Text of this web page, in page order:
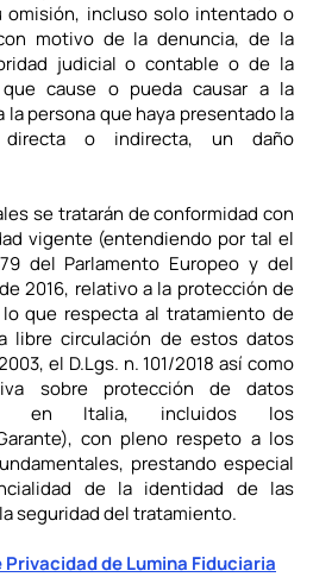
omisión, incluso solo intentado o
motivo de la denuncia, de la
judicial o contable o de la
cause o pueda causar a la
persona que haya presentado la
o indirecta, un daño
se tratarán de conformidad con
vigente (entendiendo por tal el
del Parlamento Europeo y del
2016, relativo a la protección de
que respecta al tratamiento de
libre circulación de estos datos
el D.Lgs. n. 101/2018 así como
sobre protección de datos
en Italia, incluidos los
con pleno respeto a los
prestando especial
de la identidad de las
seguridad del tratamiento.
Privacidad de Lumina Fiduciaria